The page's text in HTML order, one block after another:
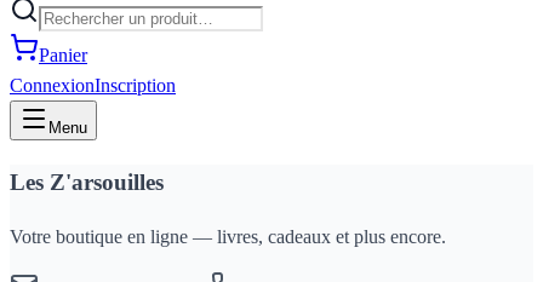
Panier
ConnexionInscription
Menu
Les Z'arsouilles
Votre boutique en ligne — livres, cadeaux et plus encore.